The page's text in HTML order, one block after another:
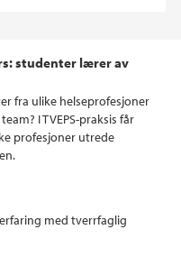
studenter lærer av
fra ulike helseprofesjoner
I TVEPS-praksis får
profesjoner utrede
erfaring med tverrfaglig